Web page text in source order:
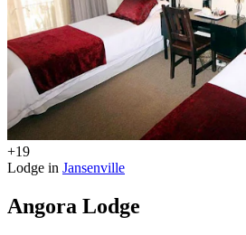
+19
Lodge in Jansenville
Angora Lodge